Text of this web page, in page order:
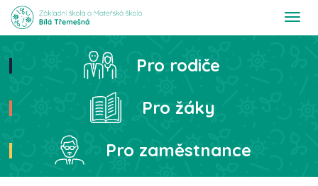
T
t
Hledat
Pro rodiče
Pro žáky
Pro zaměstnance